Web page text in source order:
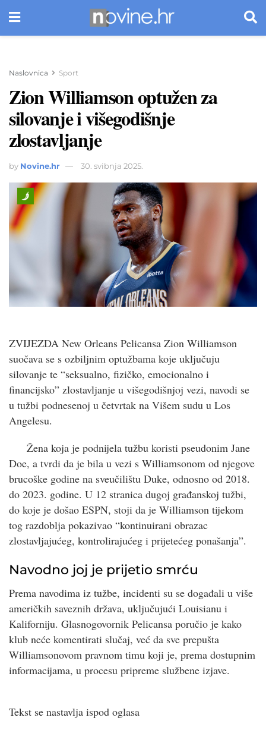
Naslovnica Sport
Zion Williamson optužen za
silovanje i višegodišnje
zlostavljanje
by Novine.hr 30. svibnja 2025.
ZVIJEZDA New Orleans Pelicansa Zion Williamson
suočava se s ozbiljnim optužbama koje uključuju
silovanje te “seksualno, fizičko, emocionalno i
financijsko” zlostavljanje u višegodišnjoj vezi, navodi se
u tužbi podnesenoj u četvrtak na Višem sudu u Los
Angelesu.
Žena koja je podnijela tužbu koristi pseudonim Jane
Doe, a tvrdi da je bila u vezi s Williamsonom od njegove
brucoške godine na sveučilištu Duke, odnosno od 2018.
do 2023. godine. U 12 stranica dugoj građanskoj tužbi,
do koje je došao ESPN, stoji da je Williamson tijekom
tog razdoblja pokazivao “kontinuirani obrazac
zlostavljajućeg, kontrolirajućeg i prijetećeg ponašanja”.
Navodno joj je prijetio smrću
Prema navodima iz tužbe, incidenti su se događali u više
američkih saveznih država, uključujući Louisianu i
Kaliforniju. Glasnogovornik Pelicansa poručio je kako
klub neće komentirati slučaj, već da sve prepušta
Williamsonovom pravnom timu koji je, prema dostupnim
informacijama, u procesu pripreme službene izjave.
Tekst se nastavlja ispod oglasa